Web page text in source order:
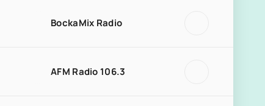
BockaMix Radio
AFM Radio 106.3